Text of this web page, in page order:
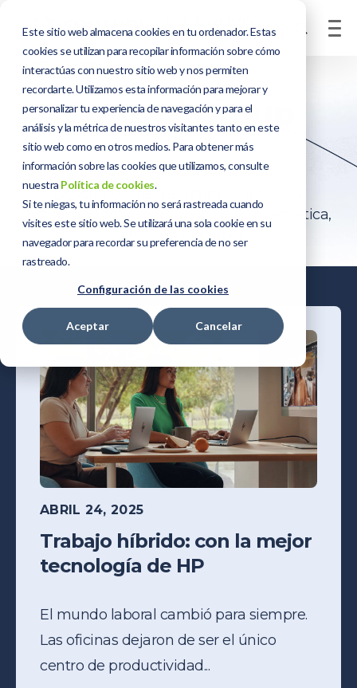
Este sitio web almacena cookies en tu ordenador. Estas
cookies se utilizan para recopilar información sobre cómo
interactúas con nuestro sitio web y nos permiten
recordarte. Utilizamos esta información para mejorar y
personalizar tu experiencia de navegación y para el
análisis y la métrica de nuestros visitantes tanto en este
sitio web como en otros medios. Para obtener más
información sobre las cookies que utilizamos, consulte
nuestra Política de cookies.
Si te niegas, tu información no será rastreada cuando
visites este sitio web. Se utilizará una sola cookie en su
navegador para recordar su preferencia de no ser
rastreado.
Configuración de las cookies
Aceptar Cancelar
Control Group
News
Descubre nuestras últimas noticias y
actualidad sobre el mundo de la informática,
software y ofimática.
ABRIL 24, 2025
Trabajo híbrido: con la mejor
tecnología de HP
El mundo laboral cambió para siempre.
Las oficinas dejaron de ser el único
centro de productividad...